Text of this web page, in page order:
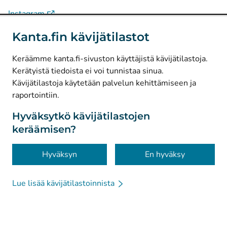
Kanta.fin kävijätilastot
Keräämme kanta.fi-sivuston käyttäjistä kävijätilastoja.
Kerätyistä tiedoista ei voi tunnistaa sinua.
Kävijätilastoja käytetään palvelun kehittämiseen ja
raportointiin.
Hyväksytkö kävijätilastojen
keräämisen?
Hyväksyn En hyväksy
Lue lisää kävijätilastoinnista
Instagram(Avautuu uuteen välilehteen)
Facebook(Avautuu uuteen välilehteen)
© Kanta-Palvelut, Kansaneläkelaitos
Tietosuoja
Tietoa sivustosta
Saavutettavuus
Evästeet